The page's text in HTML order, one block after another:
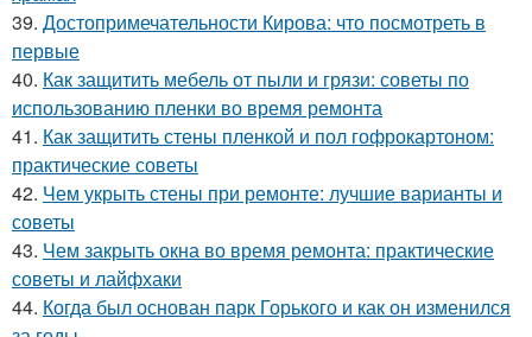
39. Достопримечательности Кирова: что посмотреть в
первые
40. Как защитить мебель от пыли и грязи: советы по
использованию пленки во время ремонта
41. Как защитить стены пленкой и пол гофрокартоном:
практические советы
42. Чем укрыть стены при ремонте: лучшие варианты и
советы
43. Чем закрыть окна во время ремонта: практические
советы и лайфхаки
44. Когда был основан парк Горького и как он изменился